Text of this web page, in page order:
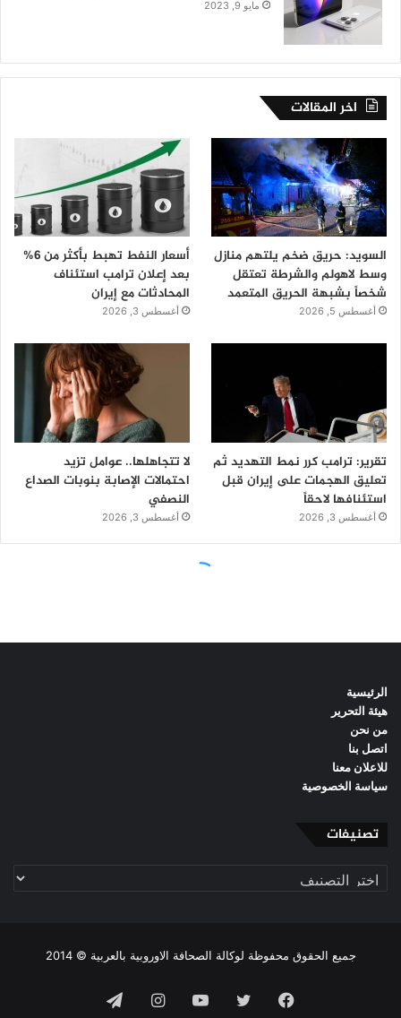
الرئيسية
هيئة التحرير
من نحن
اتصل بنا
للاعلان معنا
سياسة الخصوصية
تصنيفات
تصنيفات
جميع الحقوق محفوظة لوكالة الصحافة الاوروبية بالعربية © 2014
فيسبوك تويتر يوتيوبانستقرامتيلقرام